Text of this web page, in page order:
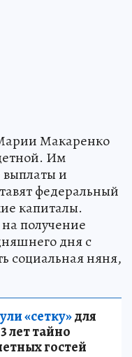
Макаренко
Им
и
федеральный
капиталы.
получение
дня с
социальная няня,
«сетку»для
лет тайно
гостей